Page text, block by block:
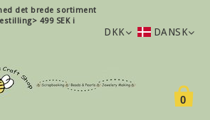
det brede sortiment
499 SEK i
DKK DANSK
0